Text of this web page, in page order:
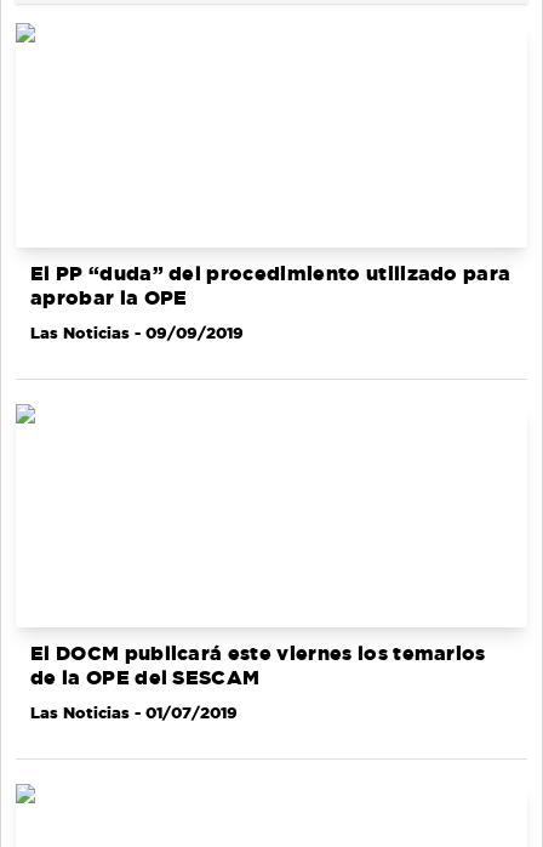
El PP “duda” del procedimiento utilizado para
aprobar la OPE
Las Noticias - 09/09/2019
El DOCM publicará este viernes los temarios
de la OPE del SESCAM
Las Noticias - 01/07/2019